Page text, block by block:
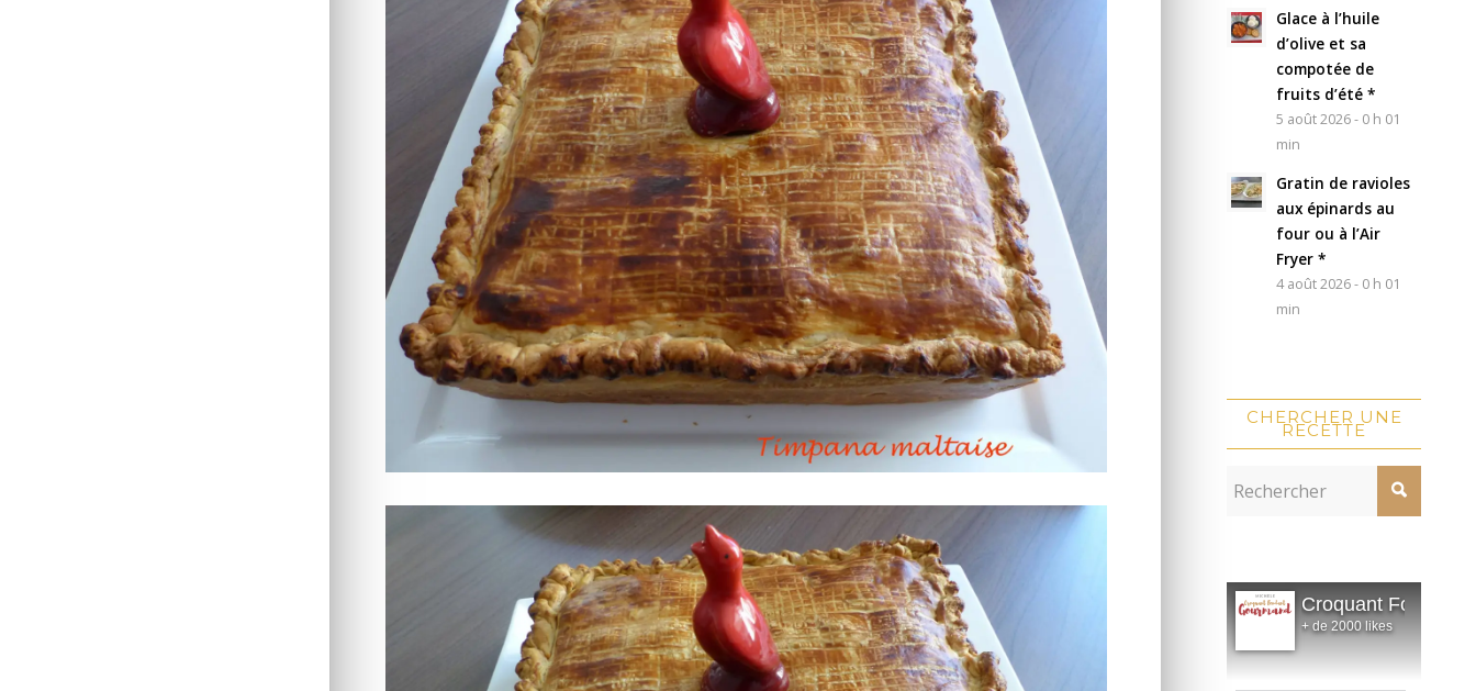
Glace à l’huile
d’olive et sa
compotée de
fruits d’été *
5 août 2026 - 0 h 01
min
Gratin de ravioles
aux épinards au
four ou à l’Air
Fryer *
4 août 2026 - 0 h 01
min
CHERCHER UNE
RECETTE
Croquant Fondant
+ de 2000 likes